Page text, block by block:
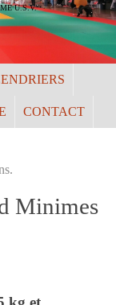
U.S.V.
CONTACT
Minimes